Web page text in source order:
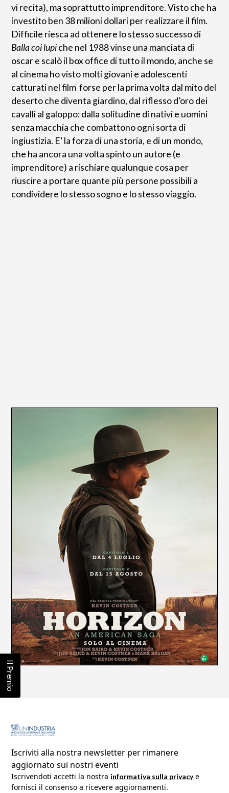
Il Premio
vi recita), ma soprattutto imprenditore. Visto che ha
investito ben 38 milioni dollari per realizzare il film.
Difficile riesca ad ottenere lo stesso successo di
Balla coi lupiche nel 1988 vinse una manciata di
oscar e scalò il box office di tutto il mondo, anche se
al cinema ho visto molti giovani e adolescenti
catturati nel film forse per la prima volta dal mito del
deserto che diventa giardino, dal riflesso d’oro dei
cavalli al galoppo: dalla solitudine di nativi e uomini
senza macchia che combattono ogni sorta di
ingiustizia. E’ la forza di una storia, e di un mondo,
che ha ancora una volta spinto un autore (e
imprenditore) a rischiare qualunque cosa per
riuscire a portare quante più persone possibili a
condividere lo stesso sogno e lo stesso viaggio.
Iscriviti alla nostra newsletter per rimanere
aggiornato sui nostri eventi
Iscrivendoti accetti la nostra informativa sulla privacy e
fornisci il consenso a ricevere aggiornamenti.